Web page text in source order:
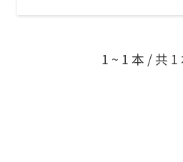
1 ~ 1 本 / 共 1